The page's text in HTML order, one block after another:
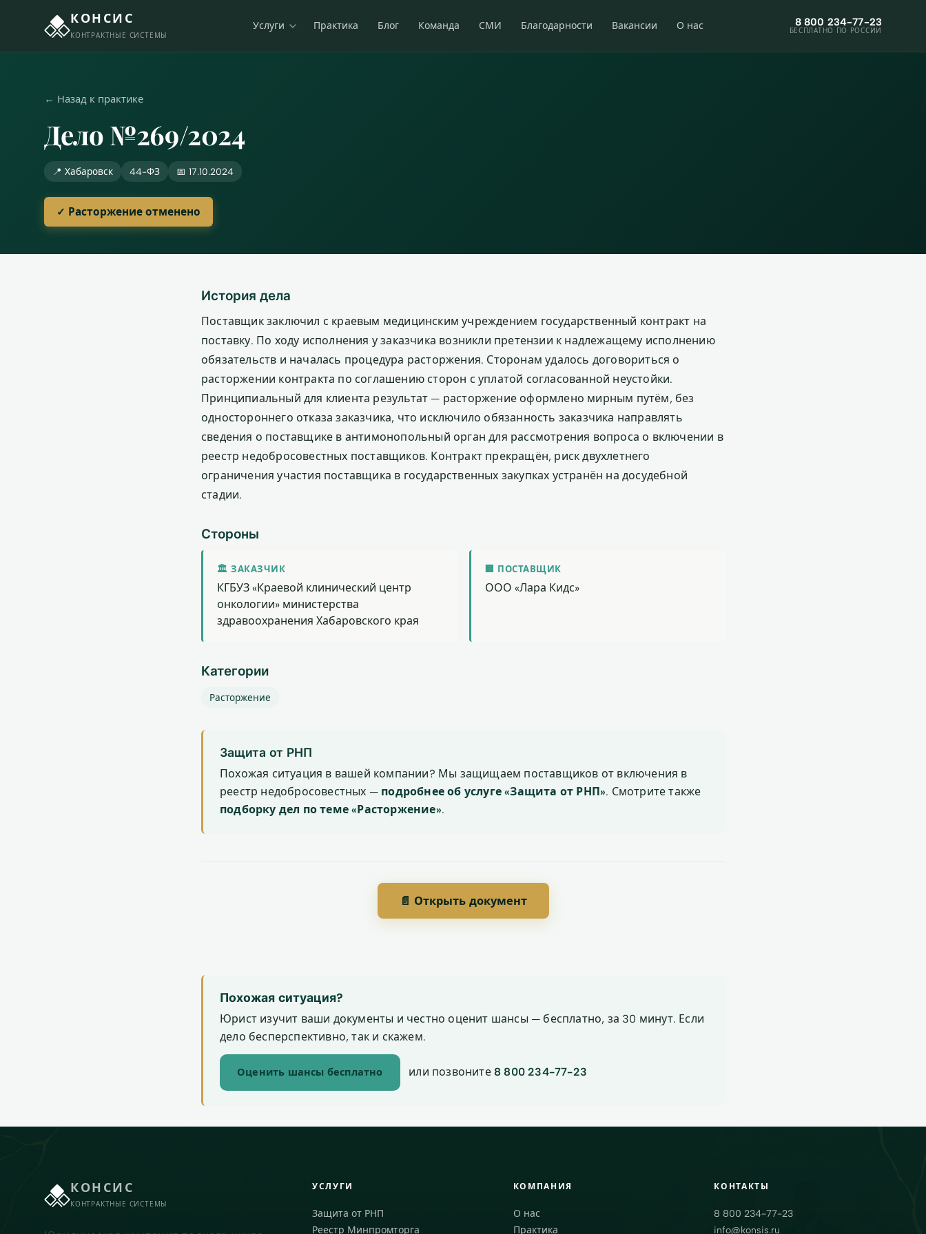
КОНСИС
КОНТРАКТНЫЕ СИСТЕМЫ
Услуги Практика Блог Команда СМИ Благодарности Вакансии О нас 8 800 234-77-23
БЕСПЛАТНО ПО РОССИИ
← Назад к практике
Дело №269/2024
📍 Хабаровск 44-ФЗ 📅 17.10.2024
✓ Расторжение отменено
История дела
Поставщик заключил с краевым медицинским учреждением государственный контракт на
поставку. По ходу исполнения у заказчика возникли претензии к надлежащему исполнению
обязательств и началась процедура расторжения. Сторонам удалось договориться о
расторжении контракта по соглашению сторон с уплатой согласованной неустойки.
Принципиальный для клиента результат — расторжение оформлено мирным путём, без
одностороннего отказа заказчика, что исключило обязанность заказчика направлять
сведения о поставщике в антимонопольный орган для рассмотрения вопроса о включении в
реестр недобросовестных поставщиков. Контракт прекращён, риск двухлетнего
ограничения участия поставщика в государственных закупках устранён на досудебной
стадии.
Стороны
🏛 ЗАКАЗЧИК
КГБУЗ «Краевой клинический центр
онкологии» министерства
здравоохранения Хабаровского края
🏢 ПОСТАВЩИК
ООО «Лара Кидс»
Категории
Расторжение
Защита от РНП
Похожая ситуация в вашей компании? Мы защищаем поставщиков от включения в
реестр недобросовестных — подробнее об услуге «Защита от РНП». Смотрите также
подборку дел по теме «Расторжение».
📄 Открыть документ
Похожая ситуация?
Юрист изучит ваши документы и честно оценит шансы — бесплатно, за 30 минут. Если
дело бесперспективно, так и скажем.
Оценить шансы бесплатно или позвоните8 800 234-77-23
КОНСИС
КОНТРАКТНЫЕ СИСТЕМЫ
УСЛУГИ
Защита от РНП
Реестр Минпромторга
КОМПАНИЯ
О нас
Практика
КОНТАКТЫ
8 800 234-77-23
info@konsis.ru